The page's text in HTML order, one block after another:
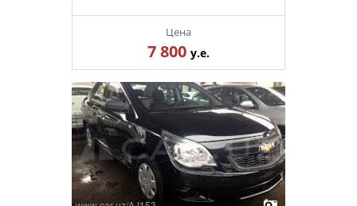
Цена
7 800 у.е.